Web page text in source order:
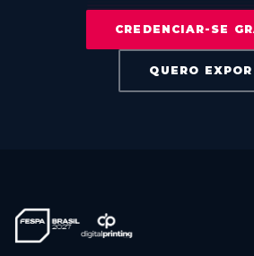
CREDENCIAR-SE
QUERO EXPOR